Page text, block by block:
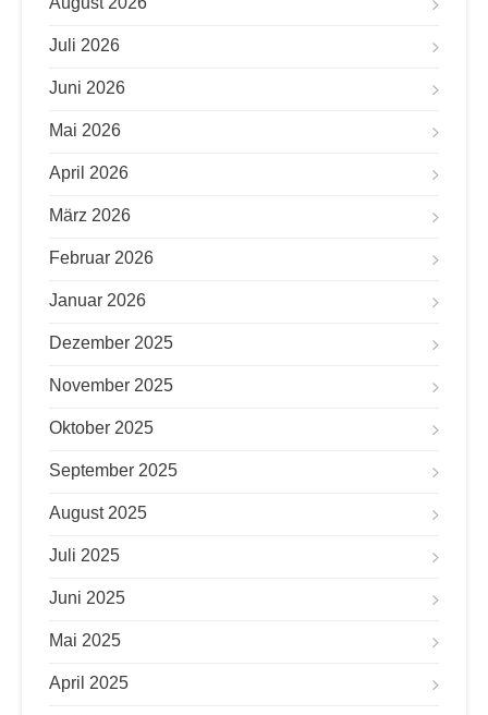
Juli 2026
Juni 2026
Mai 2026
April 2026
März 2026
Februar 2026
Januar 2026
Dezember 2025
November 2025
Oktober 2025
September 2025
August 2025
Juli 2025
Juni 2025
Mai 2025
April 2025